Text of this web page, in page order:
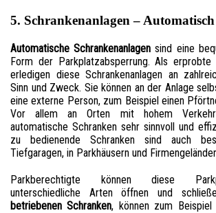
5. Schrankenanlagen –
Automatische Schrankenanlagen sind eine
Form der Parkplatzabsperrung. Als erprobte
erledigen diese Schrankenanlagen an
Sinn und Zweck. Sie können an der Anlage
eine externe Person, zum Beispiel einen
Vor allem an Orten mit hohem
automatische Schranken sehr sinnvoll und
zu bedienende Schranken sind auch
Tiefgaragen, in Parkhäusern und
Parkberechtigte können diese
unterschiedliche Arten öffnen und
betriebenen Schranken, können zum